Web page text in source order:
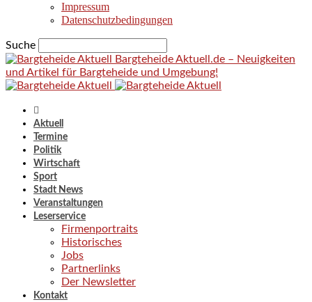
Impressum
Datenschutzbedingungen
Suche
Bargteheide Aktuell.de – Neuigkeiten
und Artikel für Bargteheide und Umgebung!
Aktuell
Termine
Politik
Wirtschaft
Sport
Stadt News
Veranstaltungen
Leserservice
Firmenportraits
Historisches
Jobs
Partnerlinks
Der Newsletter
Kontakt